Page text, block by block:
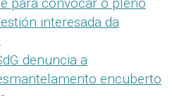
interesada da
denuncia a
encuberto